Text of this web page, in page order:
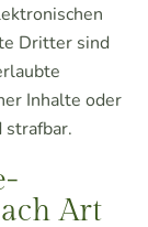
Dritter sind
Inhalte oder
Art